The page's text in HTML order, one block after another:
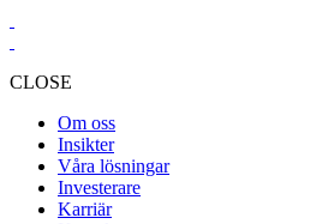
CLOSE
Om oss
Insikter
Våra lösningar
Investerare
Karriär